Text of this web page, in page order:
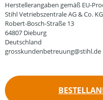
Herstellerangaben gemäß EU-
Stihl Vetriebszentrale AG & Co. KG
Robert-Bosch-Straße 13
64807 Dieburg
Deutschland
grosskundenbetreuung@stihl.de